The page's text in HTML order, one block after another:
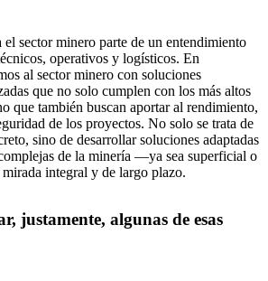
el sector minero parte de un entendimiento
operativos y logísticos. En
al sector minero con soluciones
que no solo cumplen con los más altos
que también buscan aportar al rendimiento,
de los proyectos. No solo se trata de
sino de desarrollar soluciones adaptadas
de la minería —ya sea superficial o
integral y de largo plazo.
justamente, algunas de esas